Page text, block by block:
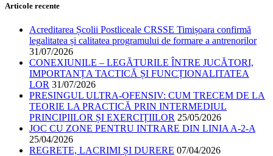
Articole recente
Acreditarea Școlii Postliceale CRSSE Timișoara confirmă
legalitatea și calitatea programului de formare a antrenorilor
31/07/2026
CONEXIUNILE – LEGĂTURILE ÎNTRE JUCĂTORI,
IMPORTANȚA TACTICĂ ȘI FUNCȚIONALITATEA
LOR 31/07/2026
PRESINGUL ULTRA-OFENSIV: CUM TRECEM DE LA
TEORIE LA PRACTICĂ PRIN INTERMEDIUL
PRINCIPIILOR ȘI EXERCIȚIILOR 25/05/2026
JOC CU ZONE PENTRU INTRARE DIN LINIA A-2-A
25/04/2026
REGRETE, LACRIMI ȘI DURERE 07/04/2026